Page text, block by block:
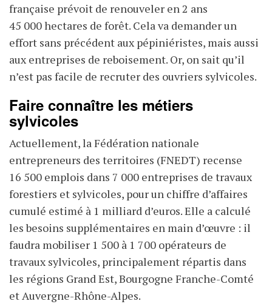
française prévoit de renouveler en 2 ans
45 000 hectares de forêt. Cela va demander un
effort sans précédent aux pépiniéristes, mais aussi
aux entreprises de reboisement. Or, on sait qu’il
n’est pas facile de recruter des ouvriers sylvicoles.
Faire connaître les métiers
sylvicoles
Actuellement, la Fédération nationale
entrepreneurs des territoires (FNEDT) recense
16 500 emplois dans 7 000 entreprises de travaux
forestiers et sylvicoles, pour un chiffre d’affaires
cumulé estimé à 1 milliard d’euros. Elle a calculé
les besoins supplémentaires en main d’œuvre : il
faudra mobiliser 1 500 à 1 700 opérateurs de
travaux sylvicoles, principalement répartis dans
les régions Grand Est, Bourgogne Franche-Comté
et Auvergne-Rhône-Alpes.